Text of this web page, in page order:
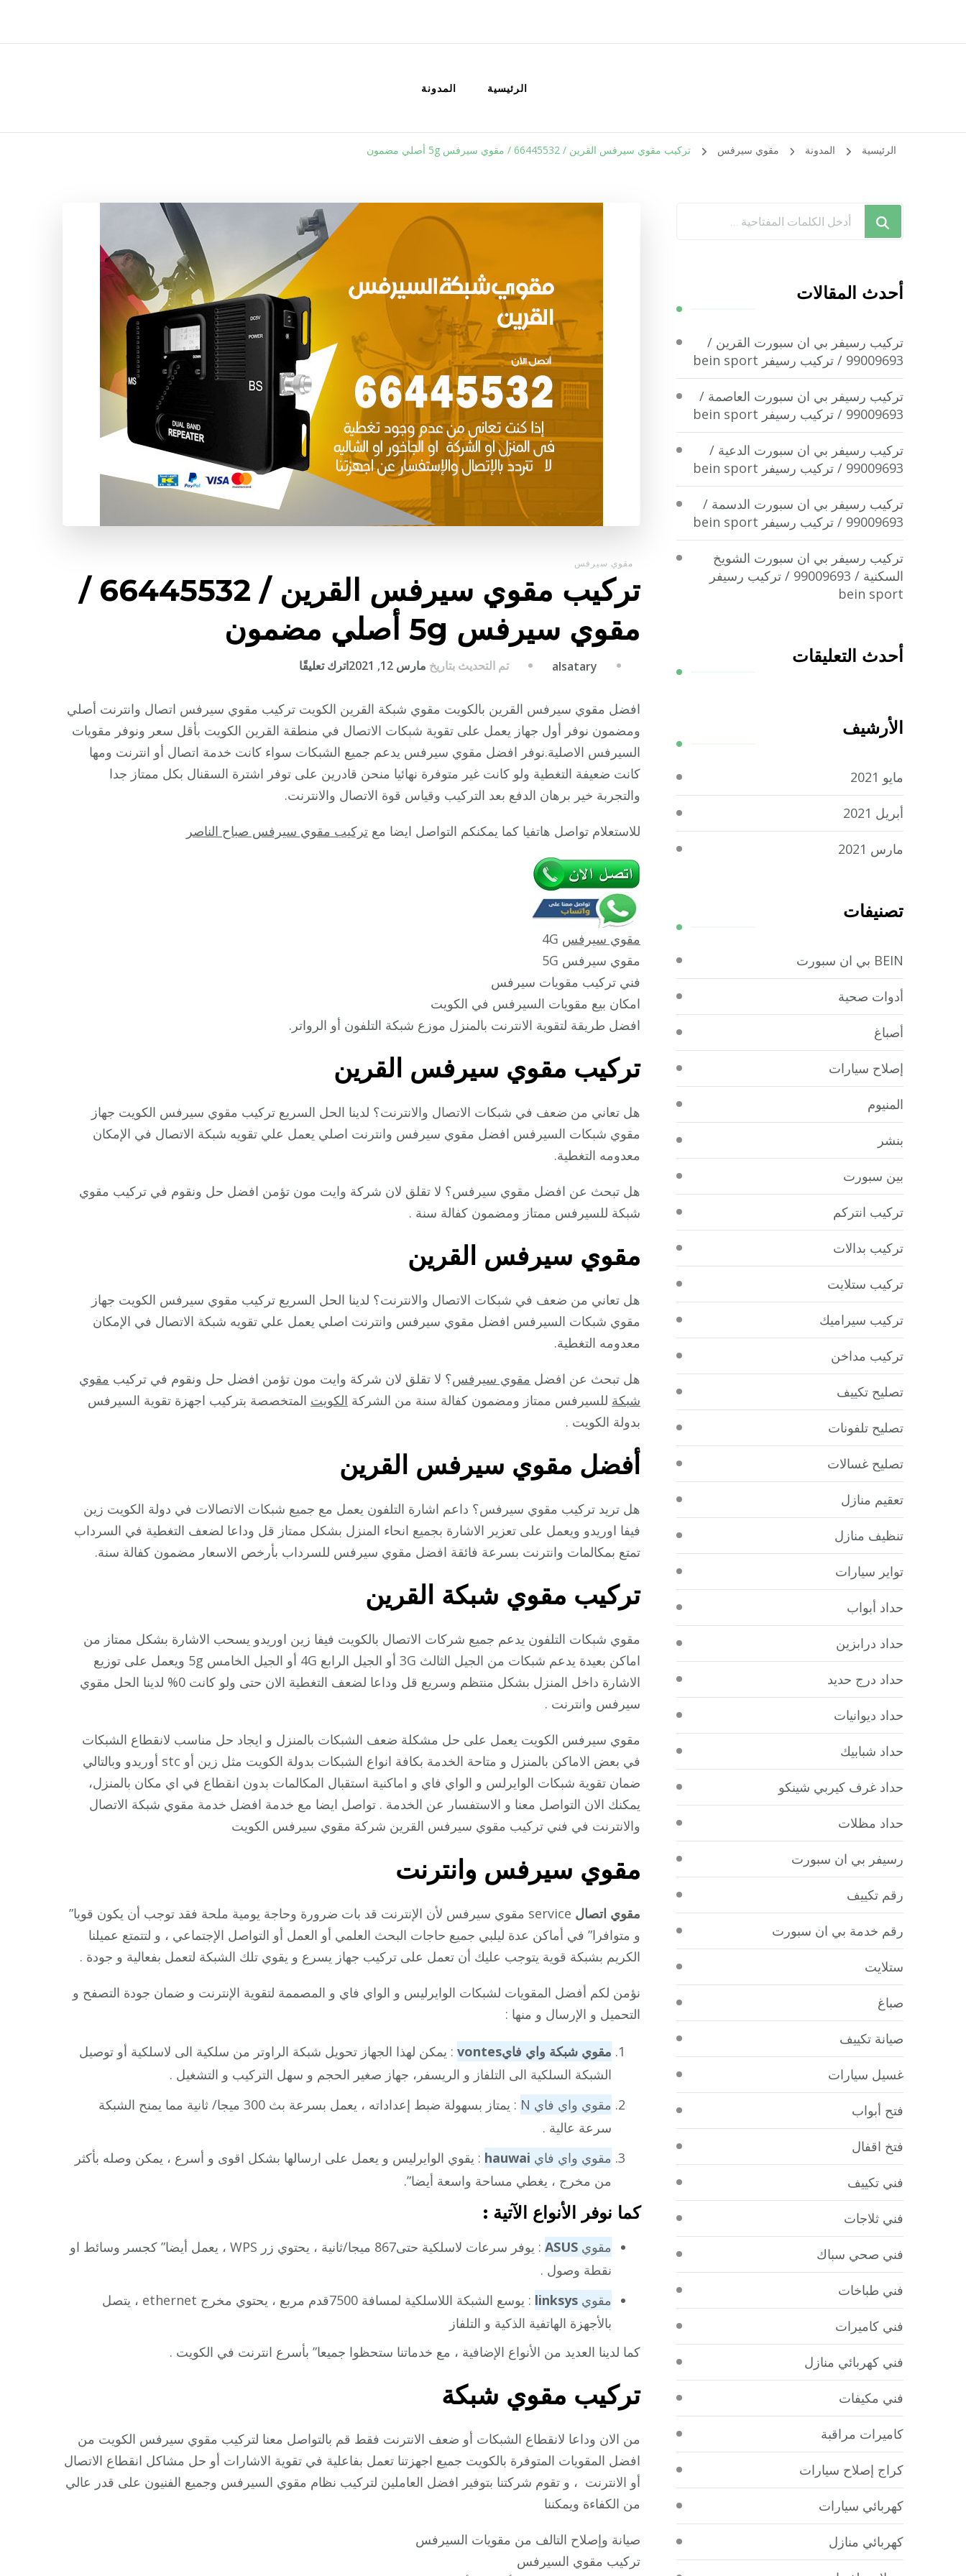
الرئيسية المدونة
الرئيسية المدونة مقوي سيرفس تركيب مقوي سيرفس القرين / 66445532 / مقوي سيرفس 5g أصلي مضمون
مقوي سيرفس
تركيب مقوي سيرفس القرين / 66445532 /
مقوي سيرفس 5g أصلي مضمون
alsatary تم التحديث بتاريخ مارس 12, 2021 اترك تعليقًا
مقوي
سيرفس
/
66445532
/
سيرفس
افضل مقوي سيرفس القرين بالكويت مقوي شبكة القرين الكويت تركيب مقوي سيرفس اتصال وانترنت أصلي
ومضمون نوفر أول جهاز يعمل على تقوية شبكات الاتصال في منطقة القرين الكويت بأقل سعر ونوفر مقويات
السيرفس الاصلية.نوفر افضل مقوي سيرفس يدعم جميع الشبكات سواء كانت خدمة اتصال أو انترنت ومها
كانت ضعيفة التغطية ولو كانت غير متوفرة نهائيا منحن قادرين على توفر اشترة السقنال بكل ممتاز جدا
والتجربة خير برهان الدفع بعد التركيب وقياس قوة الاتصال والانترنت.
للاستعلام تواصل هاتفيا كما يمكنكم التواصل ايضا مع تركيب مقوي سيرفس صباح الناصر
مقوي سيرفس
مقوي سيرفس 5G
فني تركيب مقويات سيرفس
امكان بيع مقويات السيرفس في الكويت
افضل طريقة لتقوية الانترنت بالمنزل موزع شبكة التلفون أو الرواتر.
تركيب مقوي سيرفس القرين
هل تعاني من ضعف في شبكات الاتصال والانترنت؟ لدينا الحل السريع تركيب مقوي سيرفس الكويت جهاز
مقوي شبكات السيرفس افضل مقوي سيرفس وانترنت اصلي يعمل علي تقويه شبكة الاتصال في الإمكان
معدومه التغطية.
هل تبحث عن افضل مقوي سيرفس؟ لا تقلق لان شركة وايت مون تؤمن افضل حل ونقوم في تركيب مقوي
شبكة للسيرفس ممتاز ومضمون كفالة سنة .
مقوي سيرفس القرين
هل تعاني من ضعف في شبكات الاتصال والانترنت؟ لدينا الحل السريع تركيب مقوي سيرفس الكويت جهاز
مقوي شبكات السيرفس افضل مقوي سيرفس وانترنت اصلي يعمل علي تقويه شبكة الاتصال في الإمكان
معدومه التغطية.
هل تبحث عن افضل مقوي سيرفس؟ لا تقلق لان شركة وايت مون تؤمن افضل حل ونقوم في تركيب مقوي
شبكة للسيرفس ممتاز ومضمون كفالة سنة من الشركة الكويت المتخصصة بتركيب اجهزة تقوية السيرفس
بدولة الكويت .
أفضل مقوي سيرفس القرين
هل تريد تركيب مقوي سيرفس؟ داعم اشارة التلفون يعمل مع جميع شبكات الاتصالات في دولة الكويت زين
فيفا اوريدو ويعمل على تعزير الاشارة بجميع انحاء المنزل بشكل ممتاز قل وداعا لضعف التغطية في السرداب
تمتع بمكالمات وانترنت بسرعة فائقة افضل مقوي سيرفس للسرداب بأرخص الاسعار مضمون كفالة سنة.
تركيب مقوي شبكة القرين
مقوي شبكات التلفون يدعم جميع شركات الاتصال بالكويت فيفا زين اوريدو يسحب الاشارة بشكل ممتاز من
اماكن بعيدة يدعم شبكات من الجيل الثالث 3G أو الجيل الرابع 4G أو الجيل الخامس 5g ويعمل على توزيع
الاشارة داخل المنزل بشكل منتظم وسريع قل وداعا لضعف التغطية الان حتى ولو كانت 0% لدينا الحل مقوي
سيرفس وانترنت .
مقوي سيرفس الكويت يعمل على حل مشكلة ضعف الشبكات بالمنزل و ايجاد حل مناسب لانقطاع الشبكات
في بعض الاماكن بالمنزل و متاحة الخدمة بكافة انواع الشبكات بدولة الكويت مثل زين أو stc أوريدو وبالتالي
ضمان تقوية شبكات الوايرلس و الواي فاي و اماكنية استقبال المكالمات بدون انقطاع في اي مكان بالمنزل،
يمكنك الان التواصل معنا و الاستفسار عن الخدمة . تواصل ايضا مع خدمة افضل خدمة مقوي شبكة الاتصال
والانترنت في فني تركيب مقوي سيرفس القرين شركة مقوي سيرفس الكويت
مقوي سيرفس وانترنت
مقوي اتصال
service مقوي سيرفس لأن الإنترنت قد بات ضرورة وحاجة يومية ملحة فقد توجب أن يكون قويا”
و متوافرا” في أماكن عدة ليلبي جميع حاجات البحث العلمي أو العمل أو التواصل الإجتماعي ، و لتتمتع عميلنا
الكريم بشبكة قوية يتوجب عليك أن تعمل على تركيب جهاز يسرع و يقوي تلك الشبكة لتعمل بفعالية و جودة .
نؤمن لكم أفضل المقويات لشبكات الوايرليس و الواي فاي و المصممة لتقوية الإنترنت و ضمان جودة التصفح و
التحميل و الإرسال و منها :
مقوي شبكة واي فايvontes: يمكن لهذا الجهاز تحويل شبكة الراوتر من سلكية الى لاسلكية أو توصيل
الشبكة السلكية الى التلفاز و الريسفر، جهاز صغير الحجم و سهل التركيب و التشغيل .
مقوي واي فاي N
: يمتاز بسهولة ضبط إعداداته ، يعمل بسرعة بث 300 ميجا/ ثانية مما يمنح الشبكة
سرعة عالية .
مقوي واي فاي hauwai : يقوي الوايرليس و يعمل على ارسالها بشكل اقوى و أسرع ، يمكن وصله بأكثر
من مخرج ، يغطي مساحة واسعة أيضا”.
كما نوفر الأنواع الآتية :
مقوي ASUS
: يوفر سرعات لاسلكية حتى867 ميجا/ثانية ، يحتوي زر WPS ، يعمل أيضا” كجسر وسائط او
نقطة وصول .
مقوي linksys
: يوسع الشبكة اللاسلكية لمسافة 7500قدم مربع ، يحتوي مخرج ethernet ، يتصل
بالأجهزة الهاتفية الذكية و التلفاز
كما لدينا العديد من الأنواع الإضافية ، مع خدماتنا ستحظوا جميعا” بأسرع انترنت في الكويت .
تركيب مقوي شبكة
من الان وداعا لانقطاع الشبكات أو ضعف الانترنت فقط قم بالتواصل معنا لتركيب مقوي سيرفس الكويت من
افضل المقويات المتوفرة بالكويت جميع اجهزتنا تعمل بفاعلية في تقوية الاشارات أو حل مشاكل انقطاع الاتصال
أو الانترنت ، و تقوم شركتنا بتوفير افضل العاملين لتركيب نظام مقوي السيرفس وجميع الفنيون على قدر عالي
من الكفاءة ويمكننا
صيانة وإصلاح التالف من مقويات السيرفس
تركيب مقوي السيرفس
تبحث
شيء
ما؟
أحدث المقالات
تركيب رسيفر بي ان سبورت القرين /
99009693 / تركيب رسيفر bein sport
تركيب رسيفر بي ان سبورت العاصمة /
99009693 / تركيب رسيفر bein sport
تركيب رسيفر بي ان سبورت الدعية /
99009693 / تركيب رسيفر bein sport
تركيب رسيفر بي ان سبورت الدسمة /
99009693 / تركيب رسيفر bein sport
تركيب رسيفر بي ان سبورت الشويخ
السكنية / 99009693 / تركيب رسيفر
bein sport
أحدث التعليقات
الأرشيف
مايو 2021
أبريل 2021
مارس 2021
تصنيفات
BEIN بي ان سبورت
أدوات صحية
أصباغ
إصلاح سيارات
المنيوم
بنشر
بين سبورت
تركيب انتركم
تركيب بدالات
تركيب ستلايت
تركيب سيراميك
تركيب مداخن
تصليح تكييف
تصليح تلفونات
تصليح غسالات
تعقيم منازل
تنظيف منازل
تواير سيارات
حداد أبواب
حداد درابزين
حداد درج حديد
حداد ديوانيات
حداد شبابيك
حداد غرف كيربي شينكو
حداد مظلات
رسيفر بي ان سبورت
رقم تكييف
رقم خدمة بي ان سبورت
ستلايت
صباغ
صيانة تكييف
غسيل سيارات
فتح أبواب
فتخ اقفال
فني تكييف
فني ثلاجات
فني صحي سباك
فني طباخات
فني كاميرات
فني كهربائي منازل
فني مكيفات
كاميرات مراقبة
كراج إصلاح سيارات
كهربائي سيارات
كهربائي منازل